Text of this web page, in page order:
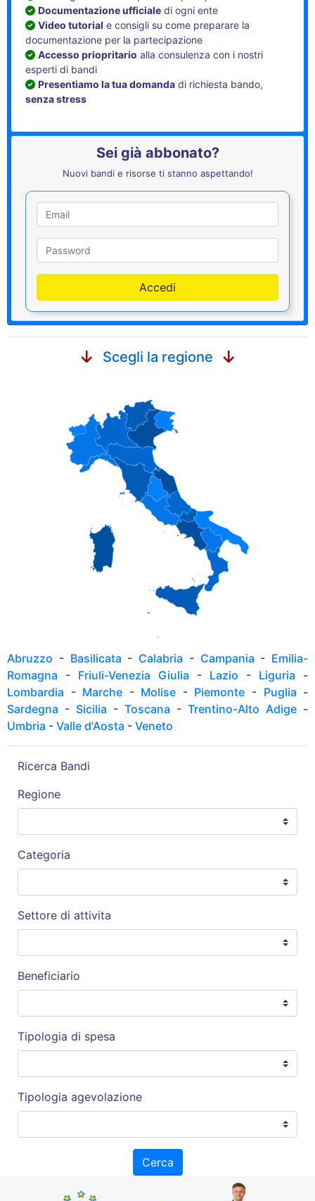
Documentazione ufficiale di ogni ente
Video tutorial e consigli su come preparare la
documentazione per la partecipazione
Accesso priopritario alla consulenza con i nostri
esperti di bandi
Presentiamo la tua domanda di richiesta bando,
senza stress
Sei già abbonato?
Nuovi bandi e risorse ti stanno aspettando!
Accedi
Scegli la regione
Abruzzo - Basilicata - Calabria - Campania - Emilia-
Romagna - Friuli-Venezia Giulia - Lazio - Liguria -
Lombardia - Marche - Molise - Piemonte - Puglia -
Sardegna - Sicilia - Toscana - Trentino-Alto Adige -
Umbria - Valle d'Aosta - Veneto
Ricerca Bandi
Regione
Categoria
Settore di attivita
Beneficiario
Tipologia di spesa
Tipologia agevolazione
Cerca